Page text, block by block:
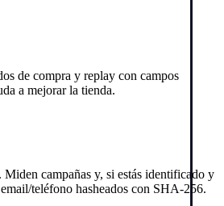
de compra y replay con campos
a mejorar la tienda.
campañas y, si estás identificado y
teléfono hasheados con SHA-256.